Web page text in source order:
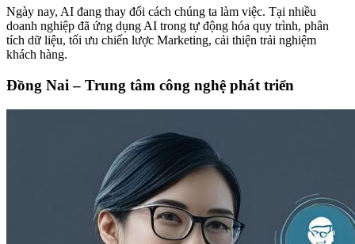
Ngày nay, AI đang thay đổi cách chúng ta làm việc. Tại nhiều
doanh nghiệp đã ứng dụng AI trong tự động hóa quy trình, phân
tích dữ liệu, tối ưu chiến lược Marketing, cải thiện trải nghiệm
khách hàng.
Đồng Nai – Trung tâm công nghệ phát triển